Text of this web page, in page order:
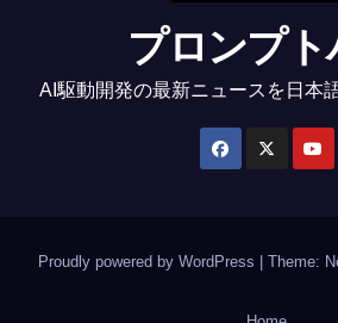
プロンプト
AI駆動開発の最新ニュースを日本
Proudly powered by WordPress Theme: